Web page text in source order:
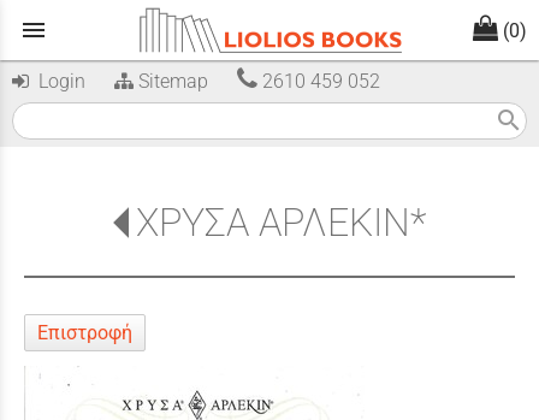
menu (0)
Login Sitemap 2610 459 052
search
ΧΡΥΣΑ ΑΡΛΕΚΙΝ*
Επιστροφή